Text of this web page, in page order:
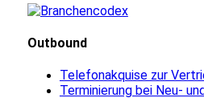
Outbound
Telefonakquise zur
Terminierung bei Neu-